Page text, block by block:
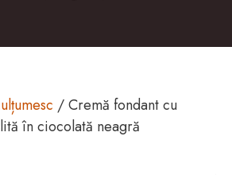
/ Cremă fondant cu
în ciocolată neagră